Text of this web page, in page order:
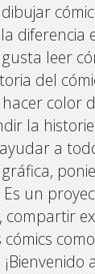
leer
del
color
la
a
un